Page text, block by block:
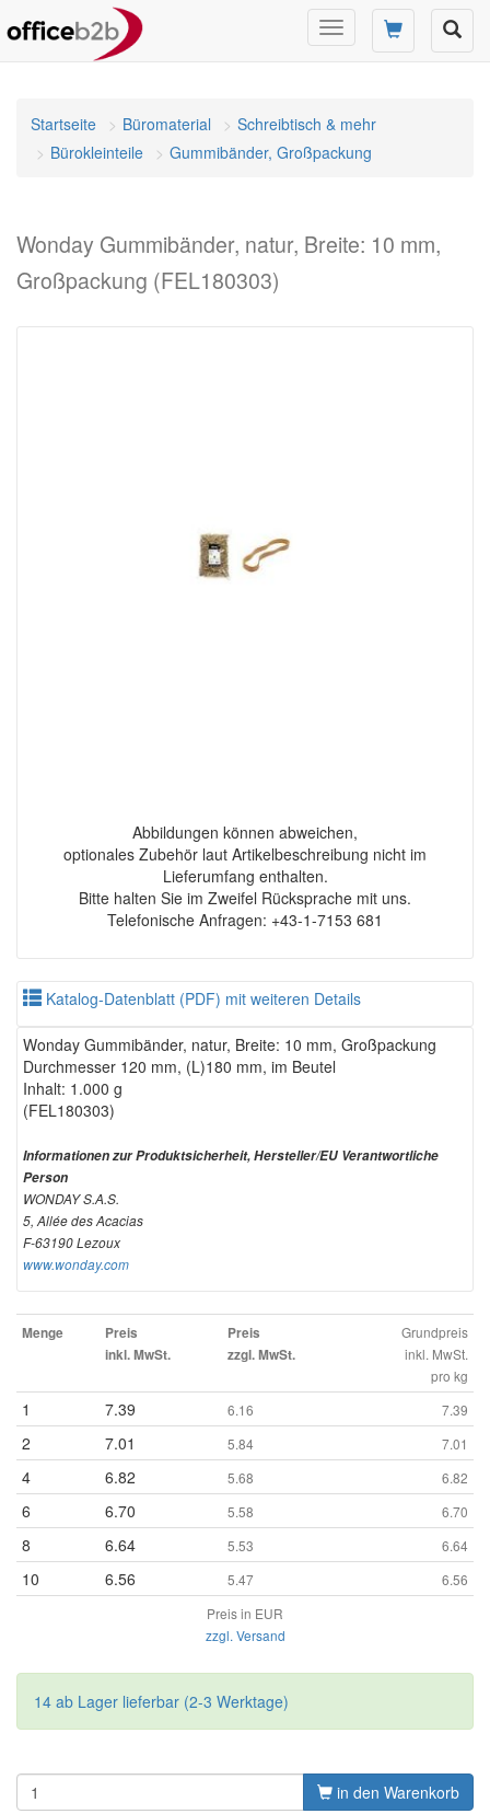
Navigation
umschalten
Startseite Büromaterial
Schreibtisch & mehr
Bürokleinteile
Gummibänder, Großpackung
Wonday Gummibänder, natur, Breite: 10 mm,
Großpackung (FEL180303)
Abbildungen können abweichen,
optionales Zubehör laut Artikelbeschreibung nicht im
Lieferumfang enthalten.
Bitte halten Sie im Zweifel Rücksprache mit uns.
Telefonische Anfragen: +43-1-7153 681
Katalog-Datenblatt (PDF) mit weiteren Details
Wonday Gummibänder, natur, Breite: 10 mm, Großpackung
Durchmesser 120 mm, (L)180 mm, im Beutel
Inhalt: 1.000 g
(FEL180303)
Informationen zur Produktsicherheit, Hersteller/EU Verantwortliche
Person
WONDAY S.A.S.
5, Allée des Acacias
F-63190 Lezoux
www.wonday.com
Menge
Preis
inkl. MwSt.
Preis
zzgl. MwSt.
Grundpreis
inkl. MwSt.
pro kg
1 7.39 6.16 7.39
2 7.01 5.84 7.01
4 6.82 5.68 6.82
6 6.70 5.58 6.70
8 6.64 5.53 6.64
10 6.56 5.47
6.56
Preis in EUR
zzgl. Versand
14 ab Lager lieferbar (2-3 Werktage)
in den Warenkorb